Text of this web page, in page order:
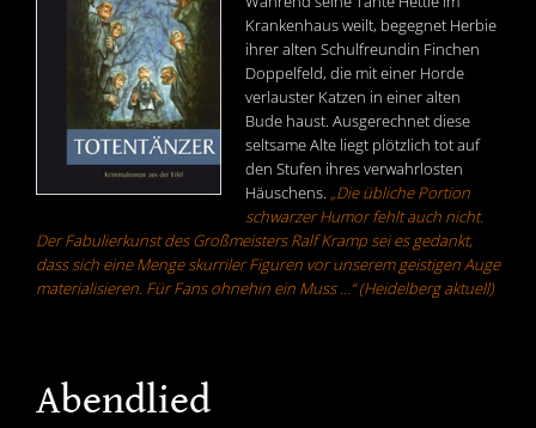
Krankenhaus weilt, begegnet Herbie
ihrer alten Schulfreundin Finchen
Doppelfeld, die mit einer Horde
verlauster Katzen in einer alten
Bude haust. Ausgerechnet diese
seltsame Alte liegt plötzlich tot auf
den Stufen ihres verwahrlosten
Häuschens. „Die übliche Portion
schwarzer Humor fehlt auch nicht.
Der Fabulierkunst des Großmeisters Ralf Kramp sei es gedankt,
dass sich eine Menge skurriler Figuren vor unserem geistigen Auge
materialisieren. Für Fans ohnehin ein Muss …“ (Heidelberg aktuell)
Abendlied